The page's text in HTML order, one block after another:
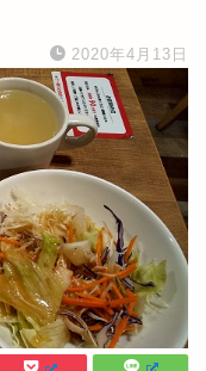
2020年4月13日